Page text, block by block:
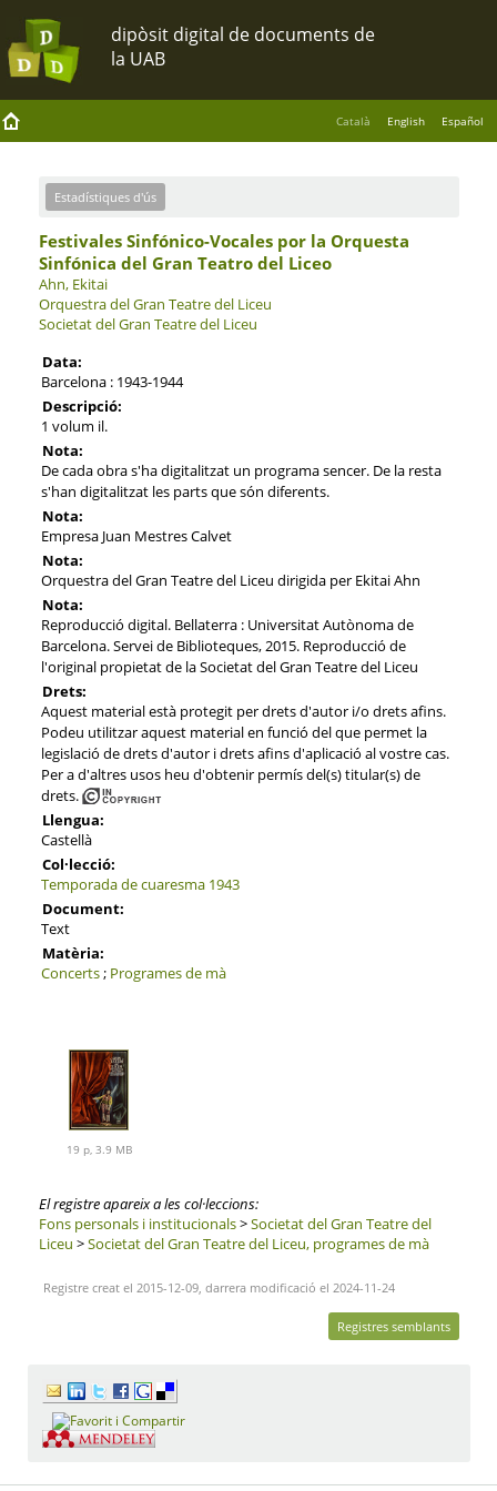
Català English Español
Estadístiques d'ús
Festivales Sinfónico-Vocales por la Orquesta
Sinfónica del Gran Teatro del Liceo
Ahn, Ekitai
Orquestra del Gran Teatre del Liceu
Societat del Gran Teatre del Liceu
Data:
Barcelona : 1943-1944
Descripció:
1 volum il.
Nota:
De cada obra s'ha digitalitzat un programa sencer. De la resta
s'han digitalitzat les parts que són diferents.
Nota:
Empresa Juan Mestres Calvet
Nota:
Orquestra del Gran Teatre del Liceu dirigida per Ekitai Ahn
Nota:
Reproducció digital. Bellaterra : Universitat Autònoma de
Barcelona. Servei de Biblioteques, 2015. Reproducció de
l'original propietat de la Societat del Gran Teatre del Liceu
Drets:
Aquest material està protegit per drets d'autor i/o drets afins.
Podeu utilitzar aquest material en funció del que permet la
legislació de drets d'autor i drets afins d'aplicació al vostre cas.
Per a d'altres usos heu d'obtenir permís del(s) titular(s) de
drets.
Llengua:
Castellà
Col·lecció:
Temporada de cuaresma 1943
Document:
Text
Matèria:
Concerts; Programes de mà
19 p, 3.9 MB
El registre apareix a les col·leccions:
Fons personals i institucionals>Societat del Gran Teatre del
Liceu >Societat del Gran Teatre del Liceu, programes de mà
Registre creat el 2015-12-09, darrera modificació el 2024-11-24
Registres semblants